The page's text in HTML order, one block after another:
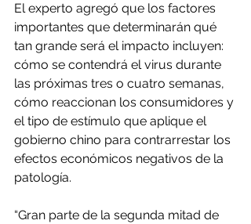
El experto agregó que los factores
importantes que determinarán qué
tan grande será el impacto incluyen:
cómo se contendrá el virus durante
las próximas tres o cuatro semanas,
cómo reaccionan los consumidores y
el tipo de estímulo que aplique el
gobierno chino para contrarrestar los
efectos económicos negativos de la
patología.
“Gran parte de la segunda mitad de